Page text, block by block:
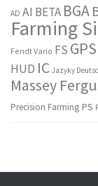
AD AI BETA BGA
Farming
Fendt Vario FS GPS
HUD IC Jazyky
Massey
Precision Farming PS